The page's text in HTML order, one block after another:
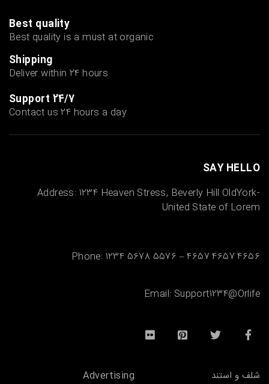
Best quality
Best quality is a must at organic
Shipping
Deliver within 24 hours
Support 24/7
Contact us 24 hours a day
SAY HELLO
Address: 1234 Heaven Stress, Beverly Hill OldYork-
United State of Lorem
Phone: 1234 5678 5576 – 4657 4657 4656
Email: Support1234@Orlife
شلف و استند
Advertising